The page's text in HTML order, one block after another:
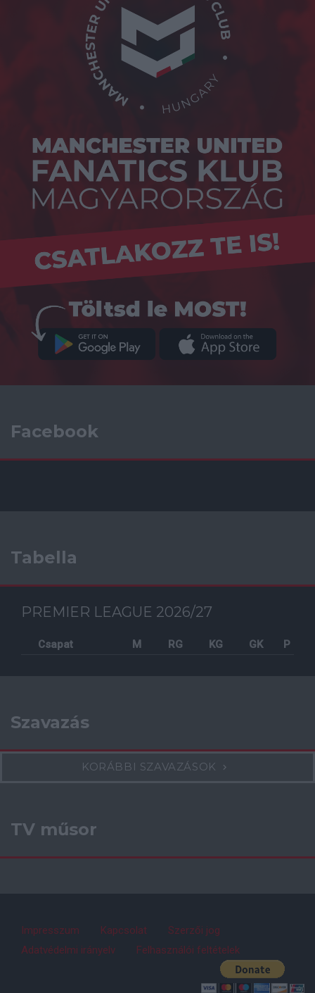
Facebook
Tabella
PREMIER LEAGUE 2026/27
Csapat M RG KG GK P
Szavazás
KORÁBBI SZAVAZÁSOK
TV műsor
Impresszum Kapcsolat
Szerzői jog
Adatvédelmi irányelv
Felhasználói feltételek